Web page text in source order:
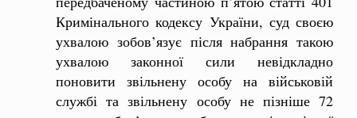
Кримінального кодексу України, суд своєю
ухвалою зобов’язує після набрання такою
ухвалою законної сили невідкладно
поновити звільнену особу на військовій
службі та звільнену особу не пізніше 72